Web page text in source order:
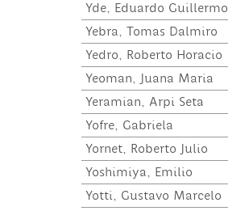
Yde, Eduardo Guillermo
Yebra, Tomas Dalmiro
Yedro, Roberto Horacio
Yeoman, Juana Maria
Yeramian, Arpi Seta
Yofre, Gabriela
Yornet, Roberto Julio
Yoshimiya, Emilio
Yotti, Gustavo Marcelo